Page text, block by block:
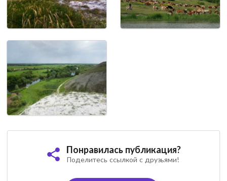
Понравилась публикация?
Поделитесь ссылкой с друзьями!